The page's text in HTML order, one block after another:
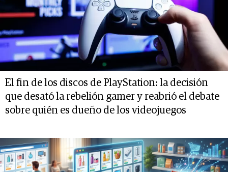
El fin de los discos de PlayStation: la decisión
que desató la rebelión gamer y reabrió el debate
sobre quién es dueño de los videojuegos